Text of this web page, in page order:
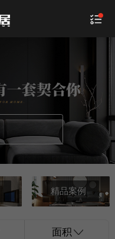
精品案例
面积